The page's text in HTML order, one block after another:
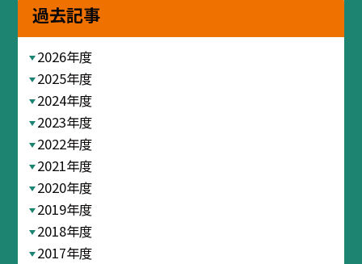
過去記事
2026年度
2025年度
2024年度
2023年度
2022年度
2021年度
2020年度
2019年度
2018年度
2017年度